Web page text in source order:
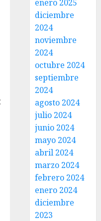
enero 2025
diciembre
2024
noviembre
2024
octubre 2024
septiembre
2024
agosto 2024
julio 2024
junio 2024
mayo 2024
abril 2024
marzo 2024
febrero 2024
enero 2024
diciembre
2023